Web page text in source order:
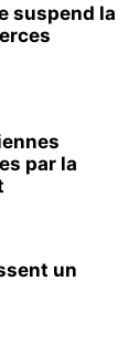
suspend la
par la
un